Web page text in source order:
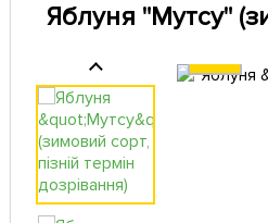
Яблуня "Мутсу"